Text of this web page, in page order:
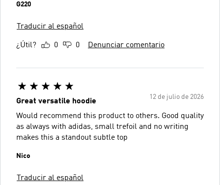
G220
Traducir al español
¿Útil? 0 0 Denunciar comentario
12 de julio de 2026
Great versatile hoodie
Would recommend this product to others. Good quality
as always with adidas, small trefoil and no writing
makes this a standout subtle top
Nico
Traducir al español